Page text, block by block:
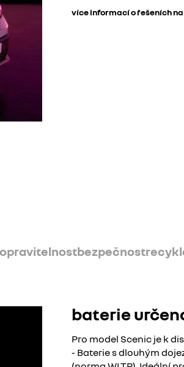
více informací o řešeních
bezpečnost
baterie
Pro model Scenic je k
- Baterie s dlouhým